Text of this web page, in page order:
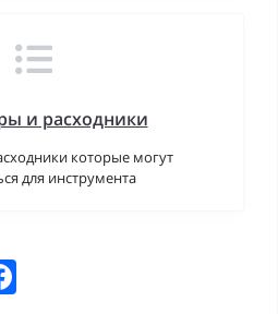
и расходники
которые могут
для инструмента